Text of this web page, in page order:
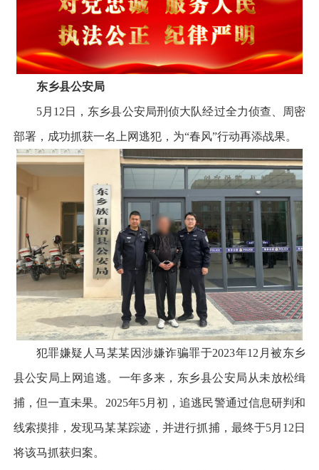
东乡县公安局
5月12日，东乡县公安局刑侦大队经过全力侦查、周密
部署，成功抓获一名上网逃犯，为“春风”行动再添战果。
犯罪嫌疑人马某某因涉嫌诈骗罪于2023年12月被东乡
县公安局上网追逃。一年多来，东乡县公安局从未放松缉
捕，但一直未果。2025年5月初，追逃民警通过信息研判和
线索摸排，发现马某某踪迹，并进行抓捕，最终于5月12日
将该马抓获归案。